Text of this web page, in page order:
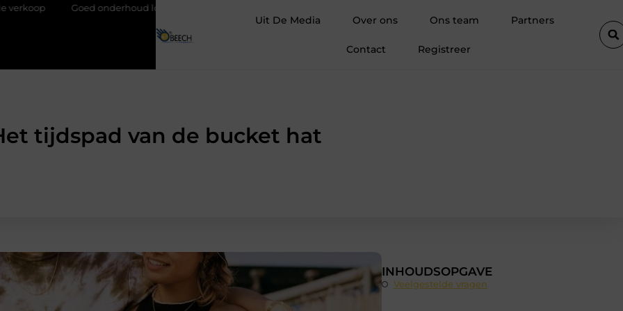
loont altijd bij de aankoop van een scooter in Antwerpen
Uit De Media Over ons Ons team Partners
Contact Registreer
tijdspad van de bucket hat
INHOUDSOPGAVE
Veelgestelde vragen